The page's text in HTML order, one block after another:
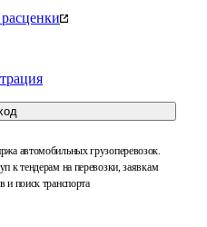
автомобильных грузоперевозок.
к тендерам на перевозки, заявкам
и поиск транспорта